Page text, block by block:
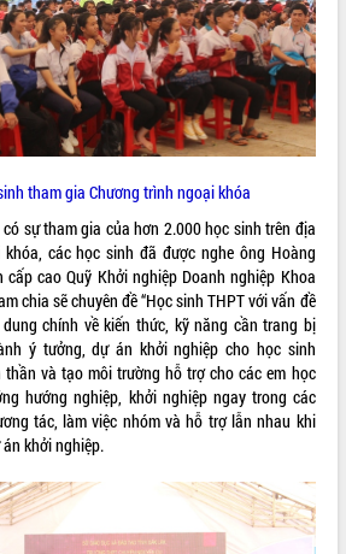
tham gia Chương trình ngoại khóa
sự tham gia của hơn 2.000 học sinh trên địa
các học sinh đã được nghe ông Hoàng
cao Quỹ Khởi nghiệp Doanh nghiệp Khoa
chia sẽ chuyên đề “Học sinh THPT với vấn đề
chính về kiến thức, kỹ năng cần trang bị
ý tưởng, dự án khởi nghiệp cho học sinh
thần và tạo môi trường hỗ trợ cho các em học
hướng nghiệp, khởi nghiệp ngay trong các
tác, làm việc nhóm và hỗ trợ lẫn nhau khi
khởi nghiệp.